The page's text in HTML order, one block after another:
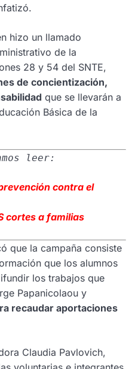
hizo un llamado
de la
28 y 54 del SNTE,
de concientización,
que se llevarán a
Básica de la
leer:
contra el
cortes a familias
que la campaña consiste
que los alumnos
los trabajos que
Papanicolaou y
recaudar aportaciones
Claudia Pavlovich,